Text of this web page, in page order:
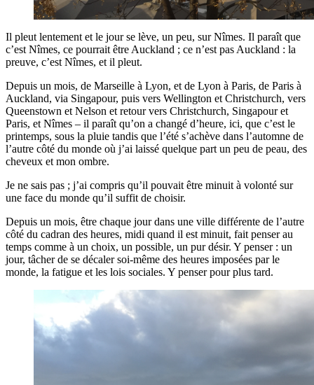
Il pleut lentement et le jour se lève, un peu, sur Nîmes. Il paraît que
c’est Nîmes, ce pourrait être Auckland ; ce n’est pas Auckland : la
preuve, c’est Nîmes, et il pleut.
Depuis un mois, de Marseille à Lyon, et de Lyon à Paris, de Paris à
Auckland, via Singapour, puis vers Wellington et Christchurch, vers
Queenstown et Nelson et retour vers Christchurch, Singapour et
Paris, et Nîmes – il paraît qu’on a changé d’heure, ici, que c’est le
printemps, sous la pluie tandis que l’été s’achève dans l’automne de
l’autre côté du monde où j’ai laissé quelque part un peu de peau, des
cheveux et mon ombre.
Je ne sais pas ; j’ai compris qu’il pouvait être minuit à volonté sur
une face du monde qu’il suffit de choisir.
Depuis un mois, être chaque jour dans une ville différente de l’autre
côté du cadran des heures, midi quand il est minuit, fait penser au
temps comme à un choix, un possible, un pur désir. Y penser : un
jour, tâcher de se décaler soi-même des heures imposées par le
monde, la fatigue et les lois sociales. Y penser pour plus tard.